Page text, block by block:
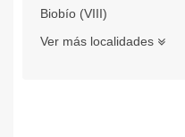
Biobío (VIII)
Ver más localidades